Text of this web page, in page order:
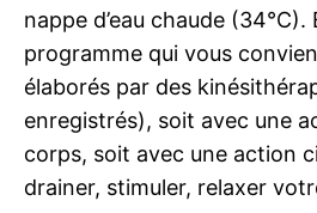
nappe d’eau chaude
programme qui vous
élaborés par des
enregistrés), soit avec une
corps, soit avec une action
drainer, stimuler, relaxer